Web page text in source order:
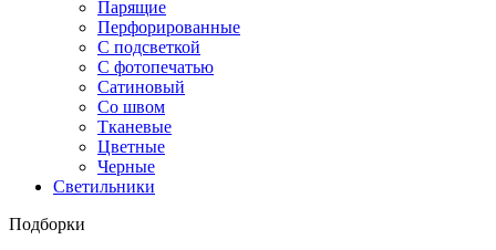
Парящие
Перфорированные
С подсветкой
С фотопечатью
Сатиновый
Со швом
Тканевые
Цветные
Черные
Светильники
Подборки